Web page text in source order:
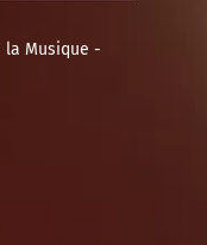
la Musique -